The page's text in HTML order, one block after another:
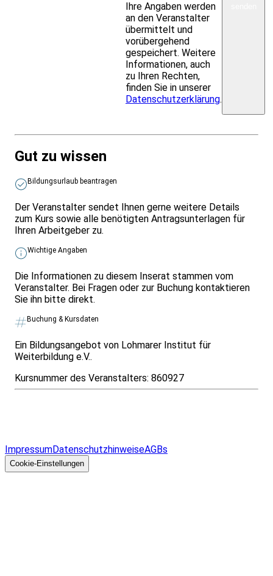
Ihre Angaben werden
an den Veranstalter
übermittelt und
vorübergehend
gespeichert. Weitere
Informationen, auch
zu Ihren Rechten,
finden Sie in unserer
Datenschutzerklärung.
Gut zu wissen
Bildungsurlaub beantragen
Der Veranstalter sendet Ihnen gerne weitere Details
zum Kurs sowie alle benötigten Antragsunterlagen für
Ihren Arbeitgeber zu.
Wichtige Angaben
Die Informationen zu diesem Inserat stammen vom
Veranstalter. Bei Fragen oder zur Buchung kontaktieren
Sie ihn bitte direkt.
Buchung & Kursdaten
Ein Bildungsangebot von Lohmarer Institut für
Weiterbildung e.V..
Kursnummer des Veranstalters: 860927
ImpressumDatenschutzhinweiseAGBs
Cookie-Einstellungen